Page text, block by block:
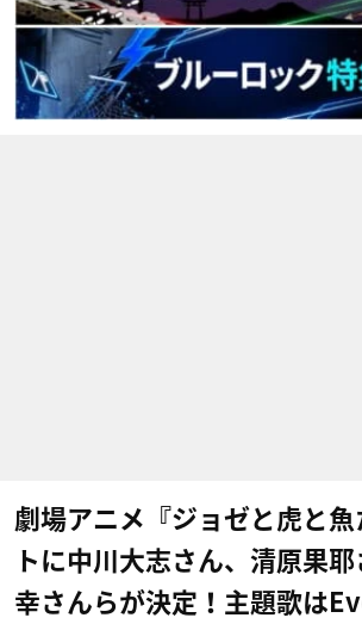
劇場アニメ『ジョゼと虎と魚
トに中川大志さん、清原果
幸さんらが決定！主題歌は